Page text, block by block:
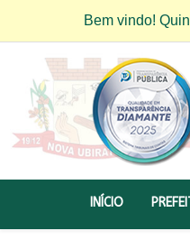
Bem vindo!
INÍCIO